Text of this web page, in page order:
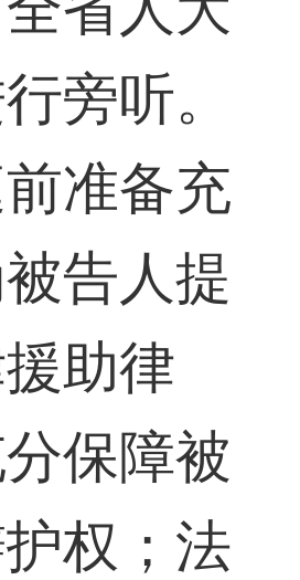
旁听。
准备充
告人提
助律
保障被
权；法